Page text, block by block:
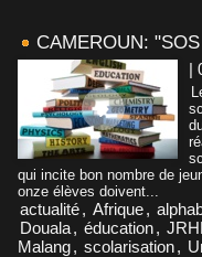
CAMEROUN:
|
qui incite bon nombre de
onze élèves doivent...
actualité, Afrique,
Douala, éducation,
Malang, scolarisation,